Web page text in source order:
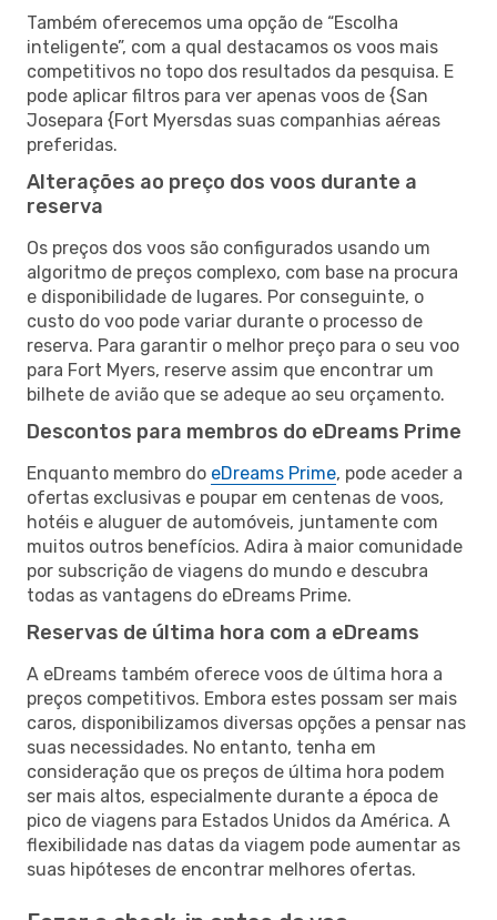
Também oferecemos uma opção de “Escolha
inteligente”, com a qual destacamos os voos mais
competitivos no topo dos resultados da pesquisa. E
pode aplicar filtros para ver apenas voos de {San
Josepara {Fort Myersdas suas companhias aéreas
preferidas.
Alterações ao preço dos voos durante a
reserva
Os preços dos voos são configurados usando um
algoritmo de preços complexo, com base na procura
e disponibilidade de lugares. Por conseguinte, o
custo do voo pode variar durante o processo de
reserva. Para garantir o melhor preço para o seu voo
para Fort Myers, reserve assim que encontrar um
bilhete de avião que se adeque ao seu orçamento.
Descontos para membros do eDreams Prime
Enquanto membro do eDreams Prime, pode aceder a
ofertas exclusivas e poupar em centenas de voos,
hotéis e aluguer de automóveis, juntamente com
muitos outros benefícios. Adira à maior comunidade
por subscrição de viagens do mundo e descubra
todas as vantagens do eDreams Prime.
Reservas de última hora com a eDreams
A eDreams também oferece voos de última hora a
preços competitivos. Embora estes possam ser mais
caros, disponibilizamos diversas opções a pensar nas
suas necessidades. No entanto, tenha em
consideração que os preços de última hora podem
ser mais altos, especialmente durante a época de
pico de viagens para Estados Unidos da América. A
flexibilidade nas datas da viagem pode aumentar as
suas hipóteses de encontrar melhores ofertas.